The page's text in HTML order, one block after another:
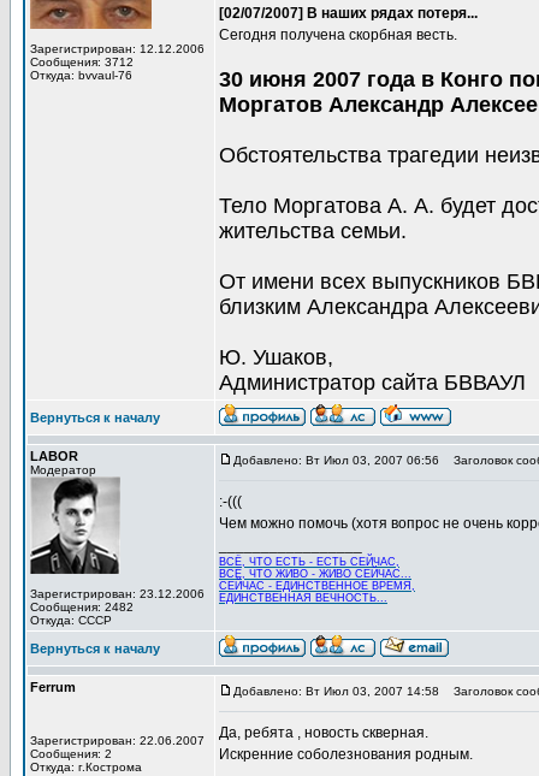
Зарегистрирован: 12.12.2006
Сообщения: 3712
Откуда: bvvaul-76
[02/07/2007] В наших рядах потеря...
Сегодня получена скорбная весть.
30 июня 2007 года в Конго
Моргатов Александр
Обстоятельства трагедии
Тело Моргатова А. А. будет
жительства семьи.
От имени всех выпускников
близким Александра
Ю. Ушаков,
Администратор сайта БВВАУЛ
Вернуться к началу
LABOR
Модератор
Зарегистрирован: 23.12.2006
Сообщения: 2482
Откуда: СССР
Добавлено: Вт Июл 03, 2007 06:56 Заголовок
:-(((
Чем можно помочь (хотя вопрос не очень
ВСЁ, ЧТО ЕСТЬ - ЕСТЬ СЕЙЧАС,
ВСЁ, ЧТО ЖИВО - ЖИВО СЕЙЧАС...
СЕЙЧАС - ЕДИНСТВЕННОЕ ВРЕМЯ,
ЕДИНСТВЕННАЯ ВЕЧНОСТЬ...
Вернуться к началу
Ferrum
Зарегистрирован: 22.06.2007
Сообщения: 2
Откуда: г.Кострома
Добавлено: Вт Июл 03, 2007 14:58 Заголовок
Да, ребята , новость скверная.
Искренние соболезнования родным.